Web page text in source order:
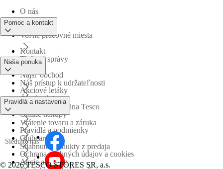
O nás
Voľné pracovné miesta
Tlačové správy
Náš prístup k udržateľnosti
Obchodná skupina Tesco
Pomoc a kontakt
Kontakt
Nájsť obchod
Časté otázky
Vrátenie tovaru a záruka
Stiahnuté produkty z predaja
Naša ponuka
Akciové letáky
Online nákupy
Clubcard
Akcie a súťaže
Pravidlá a nastavenia
Pravidlá a podmienky
Ochrana osobných údajov a cookies
Sledujte nás
© 2026 TESCO STORES SR, a.s.